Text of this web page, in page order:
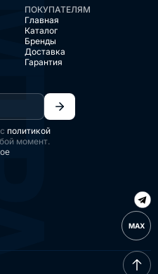
ПОКУПАТЕЛЯМ
Главная
Каталог
Бренды
Доставка
Гарантия
политикой
момент.
MAX